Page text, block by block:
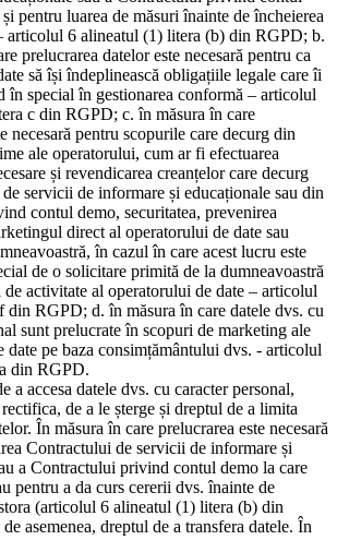
pentru luarea de măsuri înainte de încheierea
articolul 6 alineatul (1) litera (b) din RGPD; b.
prelucrarea datelor este necesară pentru ca
să își îndeplinească obligațiile legale care îi
în special în gestionarea conformă – articolul
c din RGPD; c. în măsura în care
necesară pentru scopurile care decurg din
ale operatorului, cum ar fi efectuarea
și revendicarea creanțelor care decurg
servicii de informare și educaționale sau din
contul demo, securitatea, prevenirea
direct al operatorului de date sau
în cazul în care acest lucru este
de o solicitare primită de la dumneavoastră
activitate al operatorului de date – articolul
din RGPD; d. în măsura în care datele dvs. cu
sunt prelucrate în scopuri de marketing ale
date pe baza consimțământului dvs. - articolul
din RGPD.
a accesa datele dvs. cu caracter personal,
de a le șterge și dreptul de a limita
În măsura în care prelucrarea este necesară
Contractului de servicii de informare și
a Contractului privind contul demo la care
pentru a da curs cererii dvs. înainte de
(articolul 6 alineatul (1) litera (b) din
asemenea, dreptul de a transfera datele. În